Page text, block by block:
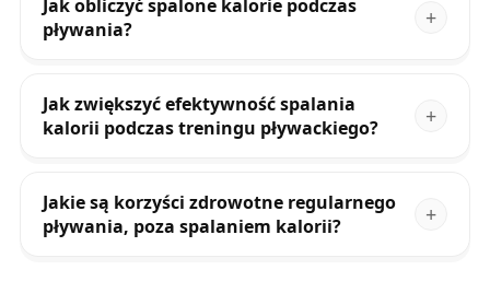
Jak obliczyć spalone kalorie podczas
pływania?
Jak zwiększyć efektywność spalania
kalorii podczas treningu pływackiego?
Jakie są korzyści zdrowotne regularnego
pływania, poza spalaniem kalorii?